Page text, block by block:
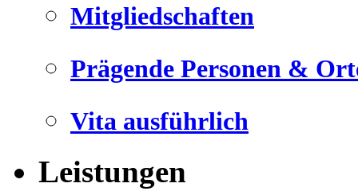
Mitgliedschaften
Prägende Personen &
Vita ausführlich
Leistungen